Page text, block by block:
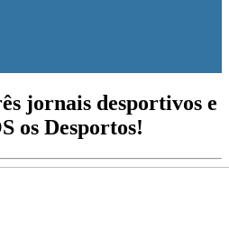
jornais desportivos e
os Desportos!